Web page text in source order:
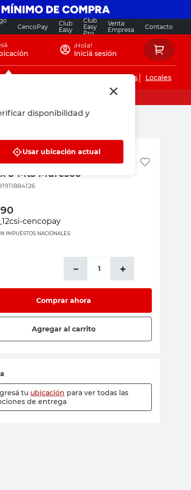
CencoPay
Club
Easy
Club
Easy
Pro
Venta
Empresa
Contacto
disponibilidad y
Usar ubicación actual
¡Hola!
Iniciá sesión
Servicios de instalaciones Locales
Autoadhesivo Off White
5 Mts Muresco
IMPUESTOS NACIONALES:
＋
－
Comprar ahora
Agregar al carrito
tu ubicación para ver todas las
de entrega